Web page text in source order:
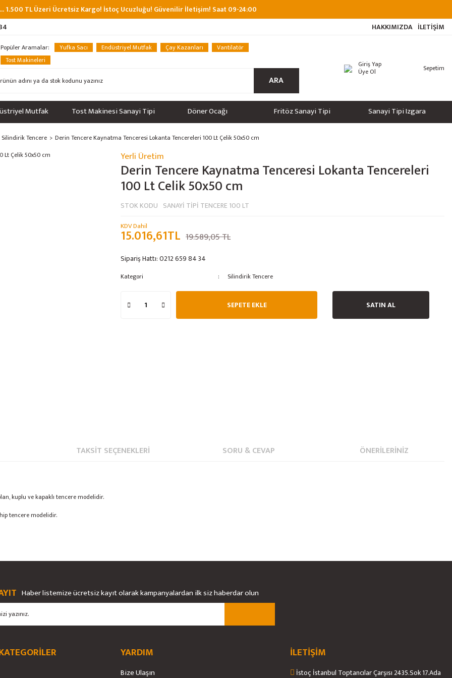
1.500 TL Üzeri Ücretsiz Kargo! İstoç Ucuzluğu! Güvenilir İletişim! Saat 09-24:00
HAKKIMIZDA İLETİŞİM
Popüler Aramalar: Yufka Sacı Endüstriyel Mutfak Çay Kazanları
Vantilatör
Tost Makineleri
ARA
Giriş Yap
Üye Ol Sepetim
Mutfak Tost Makinesi Sanayi Tipi Döner Ocağı Fritöz Sanayi Tipi Sanayi Tipi Izgara
Silindirik Tencere Derin Tencere Kaynatma Tenceresi Lokanta Tencereleri 100 Lt Çelik 50x50 cm
Yerli Üretim
Derin Tencere Kaynatma Tenceresi Lokanta Tencereleri
100 Lt Çelik 50x50 cm
STOK KODU SANAYİ TİPİ TENCERE 100 LT
KDV Dahil
15.016,61TL 19.589,05 TL
Sipariş Hattı:0212 659 84 34
Kategori Silindirik Tencere
SEPETE EKLE SATIN AL
TAKSIT SEÇENEKLERI SORU & CEVAP ÖNERILERINIZ
kuplu ve kapaklı tencere modelidir.
tencere modelidir.
Bu ürüne ilk yorumu siz yapın!
Yorum Yaz
Soru Sor
Haber listemize ücretsiz kayıt olarak kampanyalardan ilk siz haberdar olun
YARDIM
Bize Ulaşın
İLETİŞİM
İstoç İstanbul Toptancılar Çarşısı 2435.Sok 17.Ada